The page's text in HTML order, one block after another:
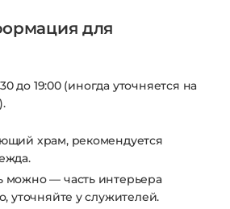
для
до 19:00 (иногда уточняется на
.
храм, рекомендуется
можно — часть интерьера
уточняйте у служителей.